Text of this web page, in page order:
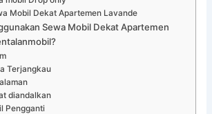
Mobil Dekat Apartemen Lavande
Sewa Mobil Dekat Apartemen
Terjangkau
diandalkan
Pengganti